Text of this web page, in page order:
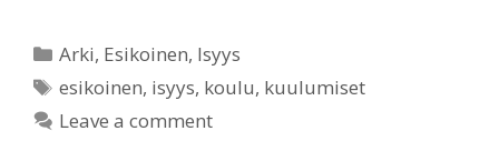
Categories
Arki, Esikoinen, Isyys
Tags
esikoinen, isyys, koulu, kuulumiset
Leave a comment